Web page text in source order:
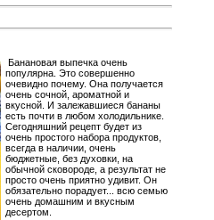
Банановая выпечка очень
популярна. Это совершенно
очевидно почему. Она получается
очень сочной, ароматной и
вкусной. И залежавшиеся бананы
есть почти в любом холодильнике.
Сегодняшний рецепт будет из
очень простого набора продуктов,
всегда в наличии, очень
бюджетные, без духовки, на
обычной сковороде, а результат не
просто очень приятно удивит. Он
обязательно порадует... всю семью
очень домашним и вкусным
десертом.